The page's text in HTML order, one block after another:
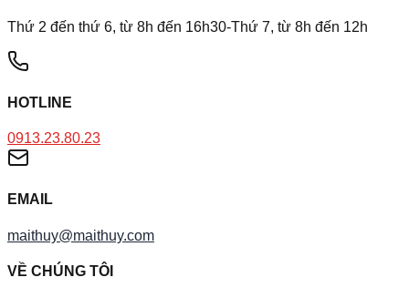
Thứ 2 đến thứ 6, từ 8h đến 16h30-Thứ 7, từ 8h đến 12h
HOTLINE
0913.23.80.23
EMAIL
maithuy@maithuy.com
VỀ CHÚNG TÔI